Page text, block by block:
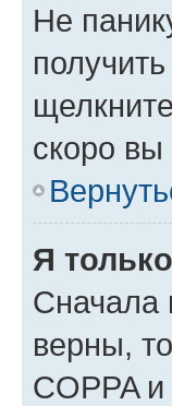
Не
скоро
Я
Сначала
верны,
COPPA